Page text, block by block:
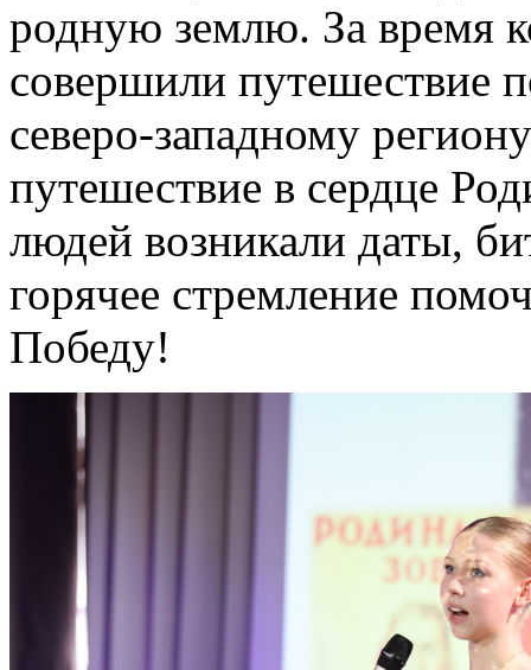
родную землю. За время
совершили путешествие
северо-западному
путешествие в сердце
людей возникали даты,
горячее стремление
Победу!